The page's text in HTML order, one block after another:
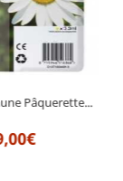
Pâquerette...